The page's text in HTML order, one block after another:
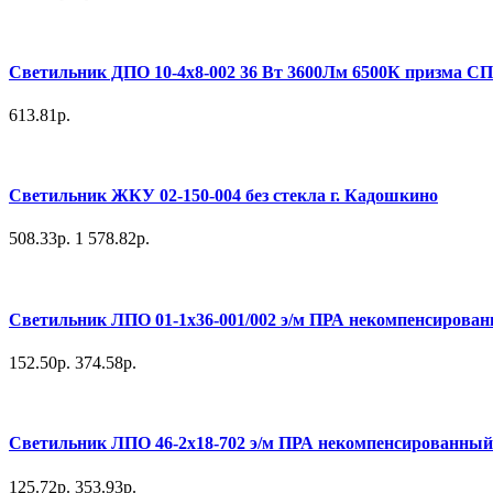
Светильник ДПО 10-4х8-002 36 Вт 3600Лм 6500К призма
613.81р.
Светильник ЖКУ 02-150-004 без стекла г. Кадошкино
508.33р. 1 578.82р.
Светильник ЛПО 01-1х36-001/002 э/м ПРА
152.50р. 374.58р.
Светильник ЛПО 46-2х18-702 э/м ПРА
125.72р. 353.93р.